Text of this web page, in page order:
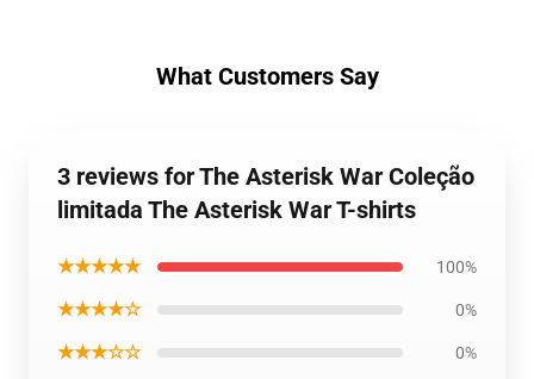
What Customers Say
3 reviews for The Asterisk War Coleção
limitada The Asterisk War T-shirts
★★★★★ 100%
★★★★☆ 0%
★★★☆☆ 0%